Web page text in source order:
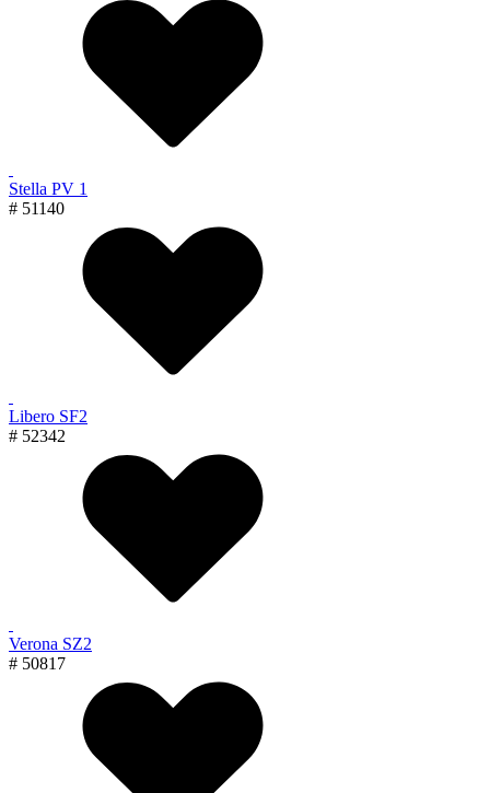
Stella PV 1
# 51140
Libero SF2
# 52342
Verona SZ2
# 50817